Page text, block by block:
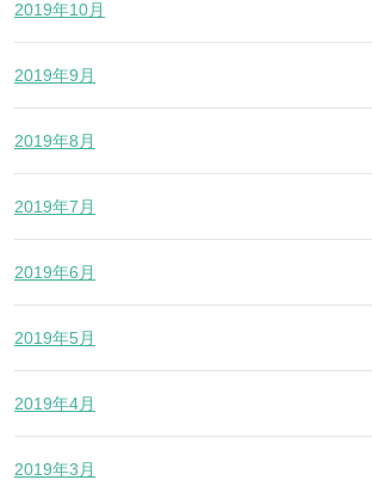
2019年10月
2019年9月
2019年8月
2019年7月
2019年6月
2019年5月
2019年4月
2019年3月